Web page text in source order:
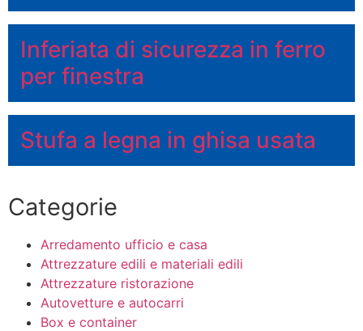
Categorie
Arredamento ufficio e casa
Attrezzature edili e materiali edili
Attrezzature ristorazione
Autovetture e autocarri
Box e container
Inferiata di sicurezza in ferro
per finestra
Stufa a legna in ghisa usata